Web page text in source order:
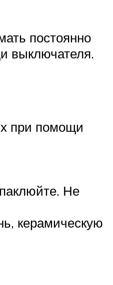
постоянно
выключателя.
при помощи
Не
керамическую